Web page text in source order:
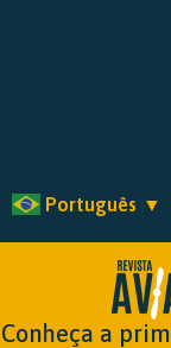
Português ▼
Conheça a